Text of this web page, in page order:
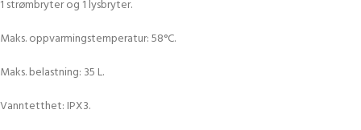
1 strømbryter og 1 lysbryter.
Maks. oppvarmingstemperatur: 58°C.
Maks. belastning: 35 L.
Vanntetthet: IPX3.